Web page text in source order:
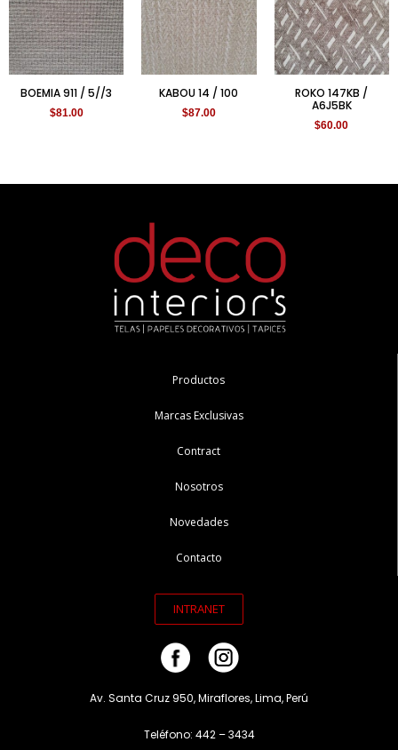
BOEMIA 911 / 5//3
$81.00
KABOU 14 / 100
$87.00
ROKO 147KB /
A6J5BK
$60.00
Productos
Marcas Exclusivas
Contract
Nosotros
Novedades
Contacto
INTRANET
Av. Santa Cruz 950, Miraflores, Lima, Perú
Teléfono: 442 – 3434